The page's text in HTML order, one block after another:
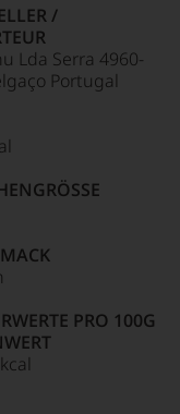
/
Lda Serra 4960-
Portugal
PRO 100G